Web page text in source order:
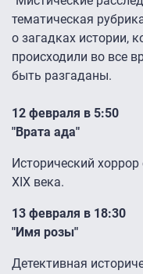
тематическая
о загадках истории,
происходили во все
быть разгаданы.
12 февраля в 5:50
"Врата ада"
Исторический
XIX века.
13 февраля в 18:30
"Имя розы"
Детективная